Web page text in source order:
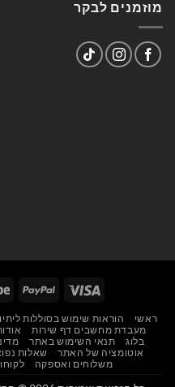
מוזמנים לבקר
Visa
ראשי הוראות שימוש בסוללות
מעבדת מחשבים דף שירות
בלוג
תנאי השימוש באתר
אוטומציה של האתר
שאלות
משלוחים ואספקה